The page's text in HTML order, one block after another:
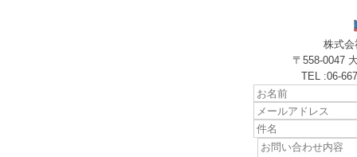
株式会
〒558-0047
TEL :06-